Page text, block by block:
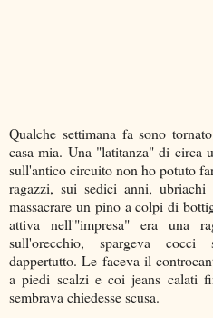
Qualche settimana fa sono
casa mia. Una "latitanza" di circa
sull'antico circuito non ho potuto
ragazzi, sui sedici anni,
massacrare un pino a colpi di
attiva nell'"impresa" era una
sull'orecchio, spargeva
dappertutto. Le faceva il
a piedi scalzi e coi jeans calati
sembrava chiedesse scusa.